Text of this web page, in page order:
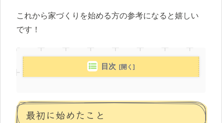
これから家づくりを始める方の参考になると嬉しい
です！
目次
最初に始めたこと